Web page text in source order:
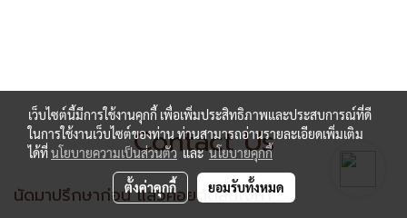
Contact Us
นัดมาปรึกษาก่อน แล้วค่อยตัดสินใจทำ
เว็บไซต์นี้มีการใช้งานคุกกี้ เพื่อเพิ่มประสิทธิภาพและประสบการณ์ที่ดี
ในการใช้งานเว็บไซต์ของท่าน ท่านสามารถอ่านรายละเอียดเพิ่มเติม
ได้ที่นโยบายความเป็นส่วนตัว และนโยบายคุกกี้
ตั้งค่าคุกกี้ ยอมรับทั้งหมด